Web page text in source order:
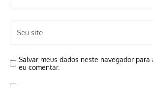
Salvar meus dados neste navegador para
eu comentar.